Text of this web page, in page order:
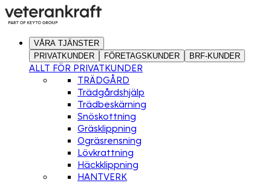
VÅRA TJÄNSTER
PRIVATKUNDER
FÖRETAGSKUNDER BRF-KUNDER
ALLT FÖR PRIVATKUNDER
TRÄDGÅRD
Trädgårdshjälp
Trädbeskärning
Snöskottning
Gräsklippning
Ogräsrensning
Lövkrattning
Häckklippning
HANTVERK